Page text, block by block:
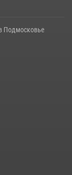
Подмосковье